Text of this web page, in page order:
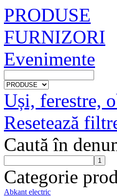
PRODUSE
FURNIZORI
Evenimente
Uși, ferestre,
Resetează
Caută în
Categorie
Abkant electric